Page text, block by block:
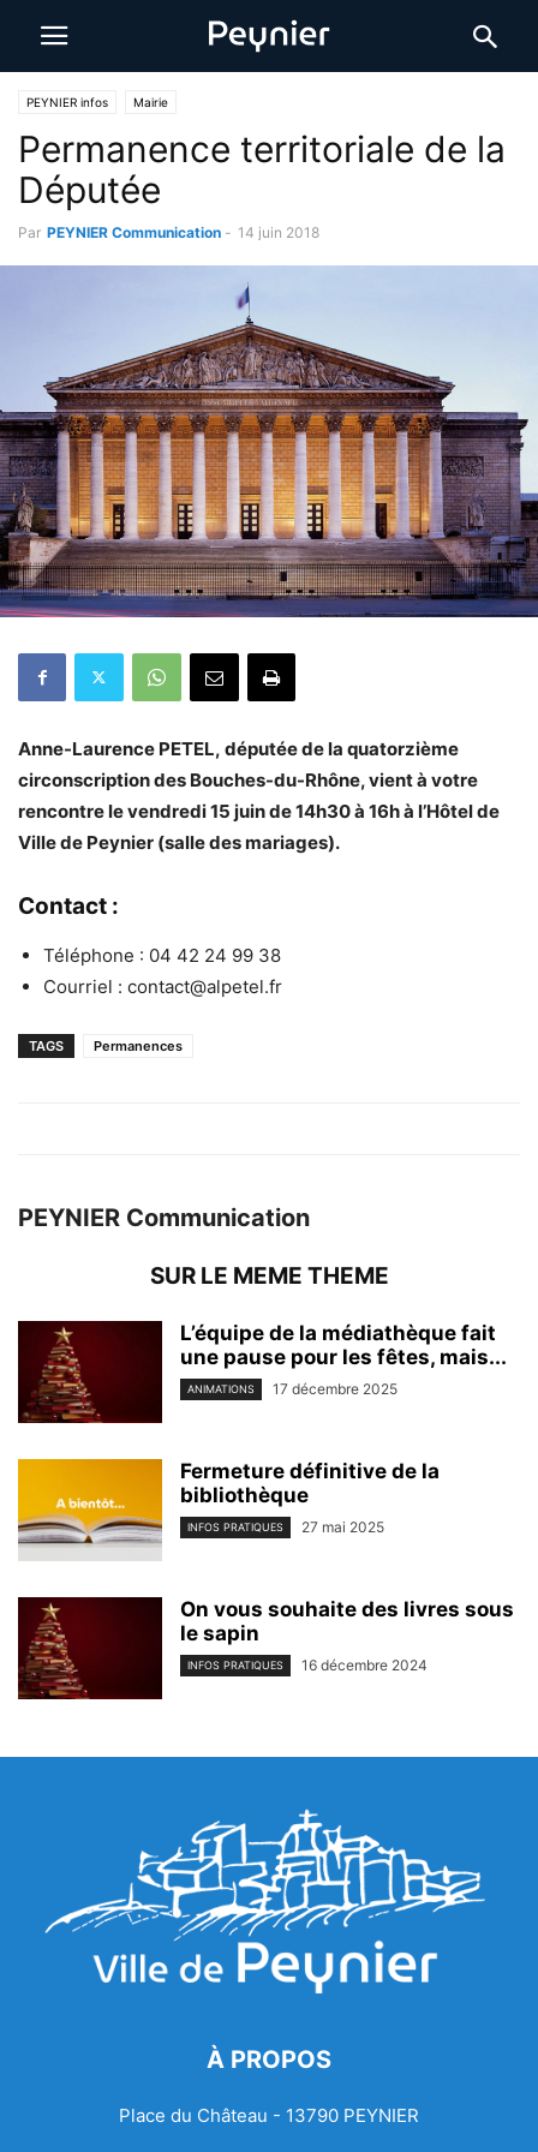
PEYNIER infos Mairie
Permanence territoriale de la
Députée
Par PEYNIER Communication - 14 juin 2018
Anne-Laurence PETEL, députée de la quatorzième
circonscription des Bouches-du-Rhône, vient à votre
rencontre le vendredi 15 juin de 14h30 à 16hà l’Hôtel de
Ville de Peynier (salle des mariages).
Contact :
Téléphone : 04 42 24 99 38
Courriel : contact@alpetel.fr
TAGS Permanences
PEYNIER Communication
SUR LE MEME THEME
L’équipe de la médiathèque fait
une pause pour les fêtes, mais...
ANIMATIONS 17 décembre 2025
Fermeture définitive de la
bibliothèque
INFOS PRATIQUES 27 mai 2025
On vous souhaite des livres sous
le sapin
INFOS PRATIQUES 16 décembre 2024
À PROPOS
Place du Château - 13790 PEYNIER